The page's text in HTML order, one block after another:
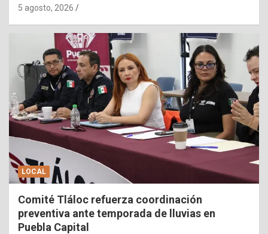
5 agosto, 2026
LOCAL
Comité Tláloc refuerza coordinación
preventiva ante temporada de lluvias en
Puebla Capital